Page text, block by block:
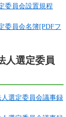
委員会設置規程
委員会名簿[PDFフ
人選定委員
選定委員会議事録